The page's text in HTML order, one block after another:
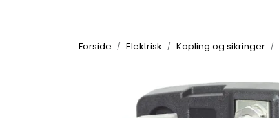
Forside Elektrisk Kopling og sikringer